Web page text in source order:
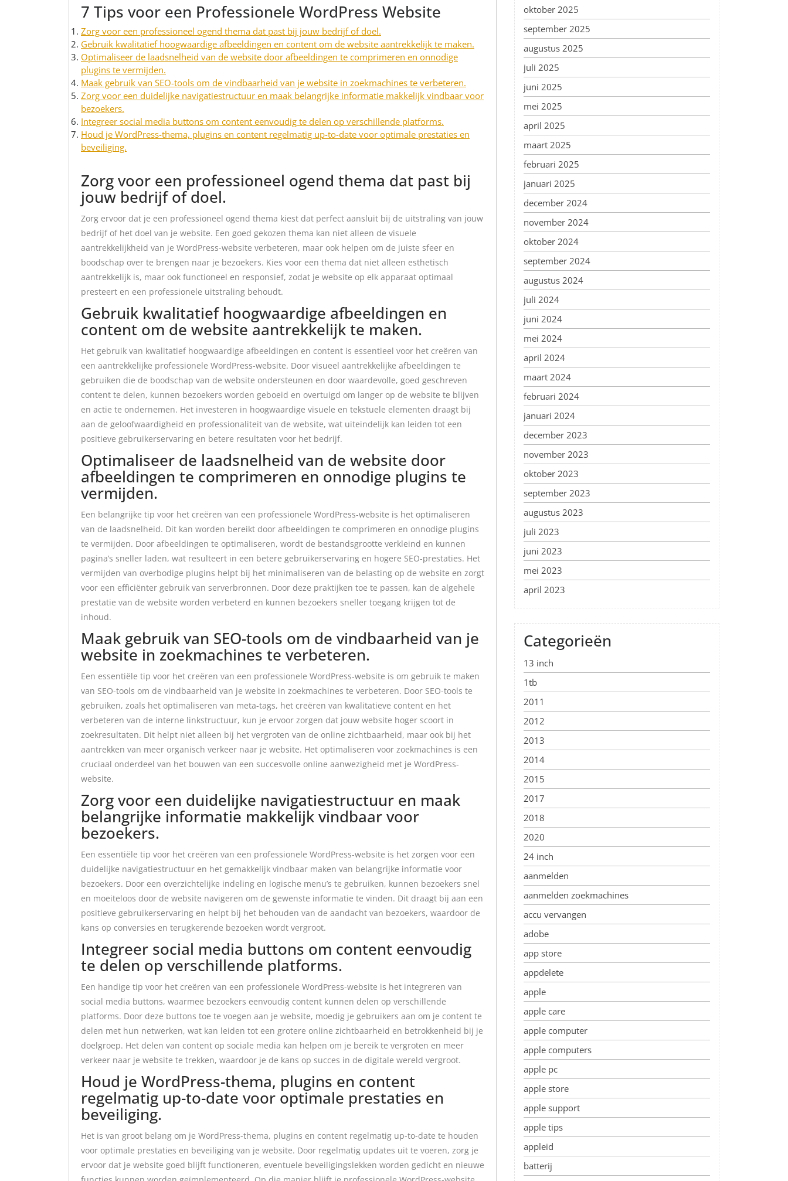
7 Tips voor een Professionele WordPress Website
Zorg voor een professioneel ogend thema dat past bij jouw bedrijf of doel.
Gebruik kwalitatief hoogwaardige afbeeldingen en content om de website aantrekkelijk te maken.
Optimaliseer de laadsnelheid van de website door afbeeldingen te comprimeren en onnodige
plugins te vermijden.
Maak gebruik van SEO-tools om de vindbaarheid van je website in zoekmachines te verbeteren.
Zorg voor een duidelijke navigatiestructuur en maak belangrijke informatie makkelijk vindbaar voor
bezoekers.
Integreer social media buttons om content eenvoudig te delen op verschillende platforms.
Houd je WordPress-thema, plugins en content regelmatig up-to-date voor optimale prestaties en
beveiliging.
Zorg voor een professioneel ogend thema dat past bij
jouw bedrijf of doel.
Zorg ervoor dat je een professioneel ogend thema kiest dat perfect aansluit bij de uitstraling van jouw
bedrijf of het doel van je website. Een goed gekozen thema kan niet alleen de visuele
aantrekkelijkheid van je WordPress-website verbeteren, maar ook helpen om de juiste sfeer en
boodschap over te brengen naar je bezoekers. Kies voor een thema dat niet alleen esthetisch
aantrekkelijk is, maar ook functioneel en responsief, zodat je website op elk apparaat optimaal
presteert en een professionele uitstraling behoudt.
Gebruik kwalitatief hoogwaardige afbeeldingen en
content om de website aantrekkelijk te maken.
Het gebruik van kwalitatief hoogwaardige afbeeldingen en content is essentieel voor het creëren van
een aantrekkelijke professionele WordPress-website. Door visueel aantrekkelijke afbeeldingen te
gebruiken die de boodschap van de website ondersteunen en door waardevolle, goed geschreven
content te delen, kunnen bezoekers worden geboeid en overtuigd om langer op de website te blijven
en actie te ondernemen. Het investeren in hoogwaardige visuele en tekstuele elementen draagt bij
aan de geloofwaardigheid en professionaliteit van de website, wat uiteindelijk kan leiden tot een
positieve gebruikerservaring en betere resultaten voor het bedrijf.
Optimaliseer de laadsnelheid van de website door
afbeeldingen te comprimeren en onnodige plugins te
vermijden.
Een belangrijke tip voor het creëren van een professionele WordPress-website is het optimaliseren
van de laadsnelheid. Dit kan worden bereikt door afbeeldingen te comprimeren en onnodige plugins
te vermijden. Door afbeeldingen te optimaliseren, wordt de bestandsgrootte verkleind en kunnen
pagina’s sneller laden, wat resulteert in een betere gebruikerservaring en hogere SEO-prestaties. Het
vermijden van overbodige plugins helpt bij het minimaliseren van de belasting op de website en zorgt
voor een efficiënter gebruik van serverbronnen. Door deze praktijken toe te passen, kan de algehele
prestatie van de website worden verbeterd en kunnen bezoekers sneller toegang krijgen tot de
inhoud.
Maak gebruik van SEO-tools om de vindbaarheid van je
website in zoekmachines te verbeteren.
Een essentiële tip voor het creëren van een professionele WordPress-website is om gebruik te maken
van SEO-tools om de vindbaarheid van je website in zoekmachines te verbeteren. Door SEO-tools te
gebruiken, zoals het optimaliseren van meta-tags, het creëren van kwalitatieve content en het
verbeteren van de interne linkstructuur, kun je ervoor zorgen dat jouw website hoger scoort in
zoekresultaten. Dit helpt niet alleen bij het vergroten van de online zichtbaarheid, maar ook bij het
aantrekken van meer organisch verkeer naar je website. Het optimaliseren voor zoekmachines is een
cruciaal onderdeel van het bouwen van een succesvolle online aanwezigheid met je WordPress-
website.
Zorg voor een duidelijke navigatiestructuur en maak
belangrijke informatie makkelijk vindbaar voor
bezoekers.
Een essentiële tip voor het creëren van een professionele WordPress-website is het zorgen voor een
duidelijke navigatiestructuur en het gemakkelijk vindbaar maken van belangrijke informatie voor
bezoekers. Door een overzichtelijke indeling en logische menu’s te gebruiken, kunnen bezoekers snel
en moeiteloos door de website navigeren om de gewenste informatie te vinden. Dit draagt bij aan een
positieve gebruikerservaring en helpt bij het behouden van de aandacht van bezoekers, waardoor de
kans op conversies en terugkerende bezoeken wordt vergroot.
Integreer social media buttons om content eenvoudig
te delen op verschillende platforms.
Een handige tip voor het creëren van een professionele WordPress-website is het integreren van
social media buttons, waarmee bezoekers eenvoudig content kunnen delen op verschillende
platforms. Door deze buttons toe te voegen aan je website, moedig je gebruikers aan om je content te
delen met hun netwerken, wat kan leiden tot een grotere online zichtbaarheid en betrokkenheid bij je
doelgroep. Het delen van content op sociale media kan helpen om je bereik te vergroten en meer
verkeer naar je website te trekken, waardoor je de kans op succes in de digitale wereld vergroot.
Houd je WordPress-thema, plugins en content
regelmatig up-to-date voor optimale prestaties en
beveiliging.
Het is van groot belang om je WordPress-thema, plugins en content regelmatig up-to-date te houden
voor optimale prestaties en beveiliging van je website. Door regelmatig updates uit te voeren, zorg je
ervoor dat je website goed blijft functioneren, eventuele beveiligingslekken worden gedicht en nieuwe
oktober 2025
september 2025
augustus 2025
juli 2025
juni 2025
mei 2025
april 2025
maart 2025
februari 2025
januari 2025
december 2024
november 2024
oktober 2024
september 2024
augustus 2024
juli 2024
juni 2024
mei 2024
april 2024
maart 2024
februari 2024
januari 2024
december 2023
november 2023
oktober 2023
september 2023
augustus 2023
juli 2023
juni 2023
mei 2023
april 2023
Categorieën
13 inch
1tb
2011
2012
2013
2014
2015
2017
2018
2020
24 inch
aanmelden
aanmelden zoekmachines
accu vervangen
adobe
app store
appdelete
apple
apple care
apple computer
apple computers
apple pc
apple store
apple support
apple tips
appleid
batterij